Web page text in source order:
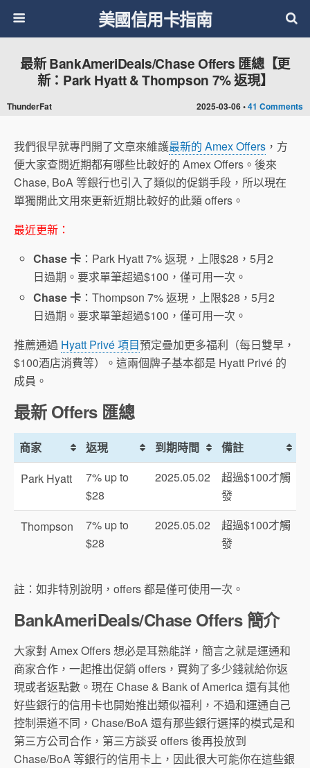
美國信用卡指南
2025-03-06 •41 Comments
最新 BankAmeriDeals/Chase Offers 匯總【更
新：Park Hyatt & Thompson 7% 返現】
ThunderFat
我們很早就專門開了文章來維護最新的 Amex Offers ，方
便大家查閱近期都有哪些比較好的 Amex Offers。後來
Chase, BoA 等銀行也引入了類似的促銷手段，所以現在
單獨開此文用來更新近期比較好的此類 offers。
最近更新：
Chase 卡 ：Park Hyatt 7% 返現，上限$28，5月2
日過期。要求單筆超過$100，僅可用一次。
Chase 卡 ：Thompson 7% 返現，上限$28，5月2
日過期。要求單筆超過$100，僅可用一次。
推薦通過 Hyatt Privé 項目預定疊加更多福利（每日雙早，
$100酒店消費等）。這兩個牌子基本都是 Hyatt Privé 的
成員。
最新 Offers 匯總
商家 返現 到期時間
備註
Park Hyatt
7% up to
$28
2025.05.02
超過$100才觸
發
Thompson
7% up to
$28
2025.05.02
超過$100才觸
發
註：如非特別說明，offers 都是僅可使用一次。
BankAmeriDeals/Chase Offers 簡介
大家對 Amex Offers 想必是耳熟能詳，簡言之就是運通和
商家合作，一起推出促銷 offers，買夠了多少錢就給你返
現或者返點數。現在 Chase & Bank of America 還有其他
好些銀行的信用卡也開始推出類似福利，不過和運通自己
控制渠道不同，Chase/BoA 還有那些銀行選擇的模式是和
第三方公司合作，第三方談妥 offers 後再投放到
Chase/BoA 等銀行的信用卡上，因此很大可能你在這些銀